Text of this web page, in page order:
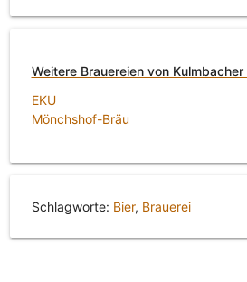
Weitere Brauereien von Kulmbacher
EKU
Mönchshof-Bräu
Schlagworte: Bier, Brauerei